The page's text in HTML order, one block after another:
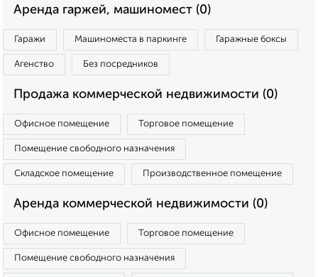
Аренда гаржей, машиномест (0)
Гаражи Машиноместа в паркинге Гаражные боксы
Агенство Без посредников
Продажа коммерческой недвижимости (0)
Офисное помещение Торговое помещение
Помещение свободного назначения
Складское помещение Производственное помещение
Аренда коммерческой недвижимости (0)
Офисное помещение Торговое помещение
Помещение свободного назначения